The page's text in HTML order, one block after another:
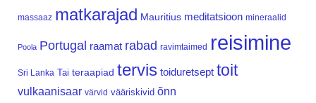
massaaz matkarajad Mauritius meditatsioon mineraalid
Poola Portugal raamat rabad ravimtaimed reisimine
Sri Lanka Tai teraapiad tervis toiduretsept toit
vulkaanisaar värvid vääriskivid õnn